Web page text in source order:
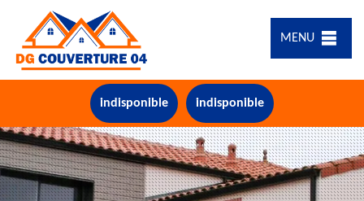
MENU
indisponible indisponible